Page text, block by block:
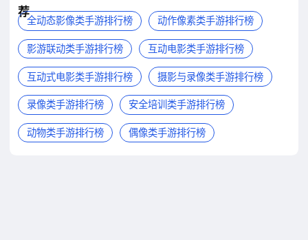
荐
全动态影像类手游排行榜 动作像素类手游排行榜
影游联动类手游排行榜 互动电影类手游排行榜
互动式电影类手游排行榜 摄影与录像类手游排行榜
录像类手游排行榜 安全培训类手游排行榜
动物类手游排行榜 偶像类手游排行榜